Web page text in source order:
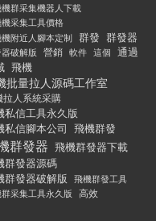
群采集機器人下載
采集工具價格
附近人腳本定制
群發 群發器
破解版 營銷 軟件 這個
通過
飛機
批量拉人源碼工作室
拉人系統采購
私信工具永久版
私信腳本公司
飛機群發
群發器 飛機群發器下載
群發器源碼
群發器破解版
飛機群發工具
采集工具永久版
高效